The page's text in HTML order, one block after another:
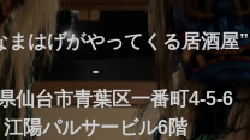
まはげがやってくる居酒屋”
-
仙台市青葉区一番町4-5-6
江陽パルサービル6階